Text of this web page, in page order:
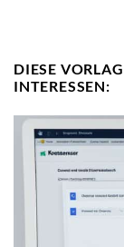
DIESE
INTERESSEN: